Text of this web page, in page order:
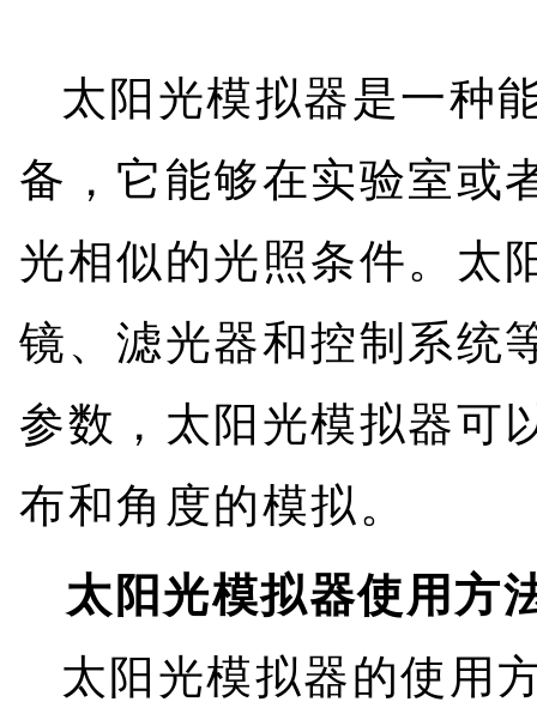
太阳光模拟器是一种
备，它能够在实验室或
光相似的光照条件。太
镜、滤光器和控制系统
参数，太阳光模拟器可
布和角度的模拟。
太阳光模拟器使用方
太阳光模拟器的使用